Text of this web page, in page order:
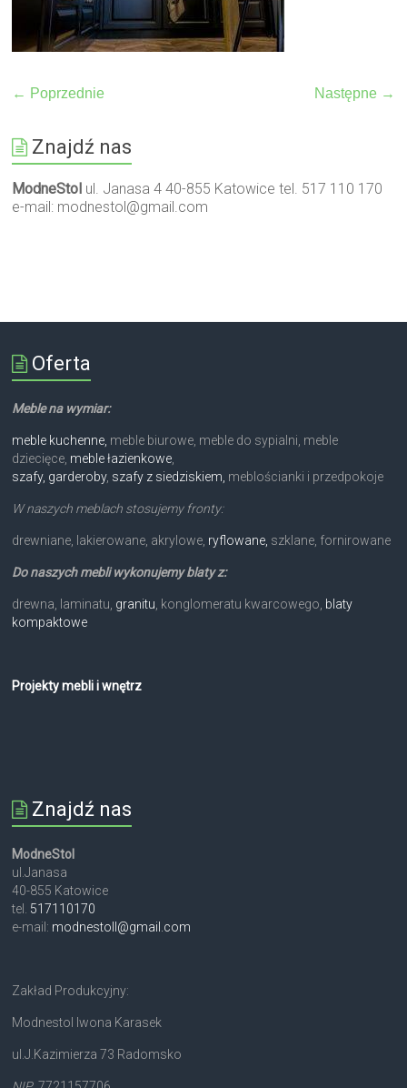
← Poprzednie Następne →
Znajdź nas
ModneStol ul. Janasa 4 40-855 Katowice tel. 517 110 170
e-mail: modnestol@gmail.com
Oferta
Meble na wymiar:
meble kuchenne, meble biurowe, meble do sypialni, meble
dziecięce, meble łazienkowe,
szafy, garderoby, szafy z siedziskiem, meblościanki i przedpokoje
W naszych meblach stosujemy fronty:
drewniane, lakierowane, akrylowe, ryflowane, szklane, fornirowane
Do naszych mebli wykonujemy blaty z:
drewna, laminatu, granitu, konglomeratu kwarcowego, blaty
kompaktowe
Projekty mebli i wnętrz
Znajdź nas
ModneStol
ul.Janasa
40-855 Katowice
tel. 517110170
e-mail: modnestoll@gmail.com
Zakład Produkcyjny:
Modnestol Iwona Karasek
ul.J.Kazimierza 73 Radomsko